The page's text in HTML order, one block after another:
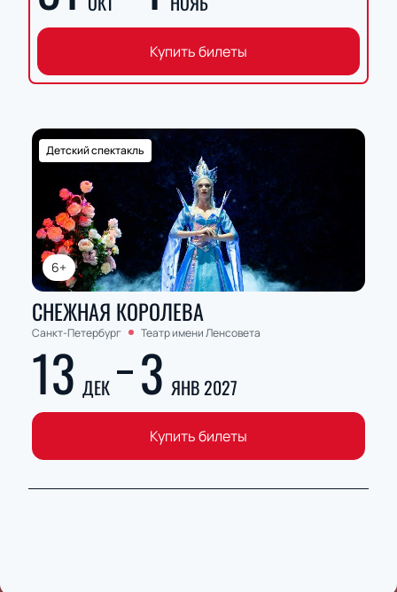
Купить билеты
6+
Детский спектакль
СНЕЖНАЯ КОРОЛЕВА
Санкт-Петербург Театр имени Ленсовета
13 ДЕК 3 ЯНВ 2027
Купить билеты